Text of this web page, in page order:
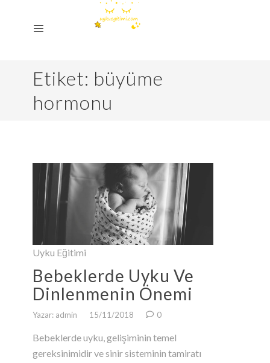
Etiket: büyüme
hormonu
Uyku Eğitimi
Bebeklerde Uyku Ve
Dinlenmenin Önemi
Yazar: admin 15/11/2018 0
Bebeklerde uyku, gelişiminin temel
gereksinimidir ve sinir sisteminin tamiratı